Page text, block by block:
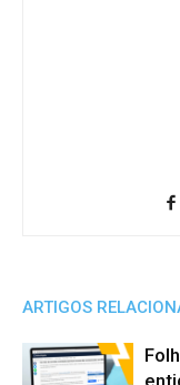
ARTIGOS